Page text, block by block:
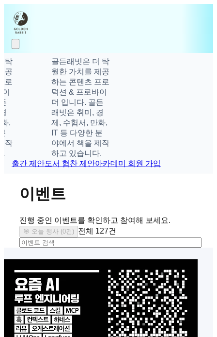
골든래빗은 더 탁
월한 가치를 제공
하는 콘텐츠 프로
덕션 & 프로바이
더 입니다. 골든
래빗은 취미, 경
제, 수험서, 만화,
IT 등 다양한 분
야에서 책을 제작
하고 있습니다.
출간 제안도서 협찬 제안아카데미 회원 가입
이벤트
진행 중인 이벤트를 확인하고 참여해 보세요.
🎯 오늘 행사 (0건) 전체 127건